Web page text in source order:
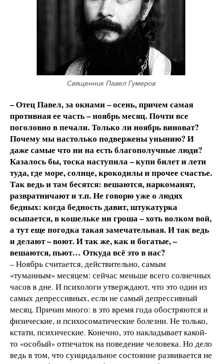
Священник Павел Гумеров
– Отец Павел, за окнами – осень, причем самая
противная ее часть – ноябрь месяц. Почти все
поголовно в печали. Только ли ноябрь виноват?
Почему мы настолько подвержены унынию? И
даже самые что ни на есть благополучные люди?
Казалось бы, тоска наступила – купи билет и лети
туда, где море, солнце, крокодилы и прочее счастье.
Так ведь и там бесятся: вешаются, наркоманят,
развратничают и т.п. Не говорю уже о людях
бедных: когда бедность давит, штукатурка
осыпается, в кошельке ни гроша – хоть волком вой,
а тут еще погодка такая замечательная. И так ведь
и делают – воют. И так же, как и богатые, –
вешаются, пьют… Откуда всё это в нас?
– Ноябрь считается, действительно, самым
«туманным» месяцем: сейчас меньше всего солнечных
часов в дне. И психологи утверждают, что это один из
самых депрессивных, если не самый депрессивный
месяц. Причин много: в это время года обостряются и
физические, и психосоматические болезни. Не только,
кстати, психические. Конечно, это накладывает какой-
то «особый» отпечаток на поведение человека. Но дело
ведь в том, что суицидальное состояние развивается не